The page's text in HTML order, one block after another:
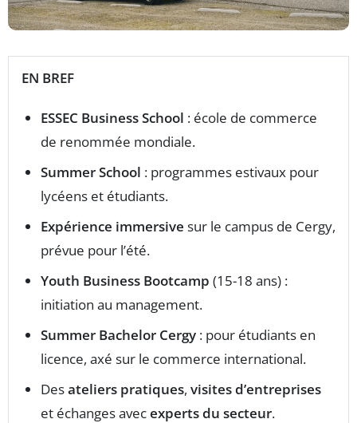
EN BREF
ESSEC Business School : école de commerce
de renommée mondiale.
Summer School : programmes estivaux pour
lycéens et étudiants.
Expérience immersive sur le campus de Cergy,
prévue pour l’été.
Youth Business Bootcamp (15-18 ans) :
initiation au management.
Summer Bachelor Cergy : pour étudiants en
licence, axé sur le commerce international.
Desateliers pratiques, visites d’entreprises
et échanges avecexperts du secteur.